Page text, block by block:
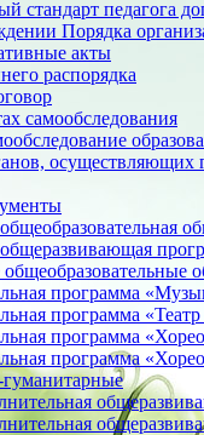
стандарт педагога
Порядка
акты
распорядка
самообследования
осуществляющих
программа
программа
программа
программа